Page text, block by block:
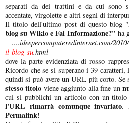
separati da dei trattini e da cui sono
accentate, virgolette e altri segni di
Il titolo dell'ultimo post di questo blog "
blog su Wikio e Fai Informazione?" ha
....ideepercomputeredinternet.com/
il-blog-su.html
dove la parte evidenziata di rosso
Ricordo che se si superano i 39
quindi si può avere un URL più corto.
stesso titolo viene aggiunto alla fine un
cui si pubblichi un articolo con un
l'URL rimarrà comunque invariato.
Permalink!